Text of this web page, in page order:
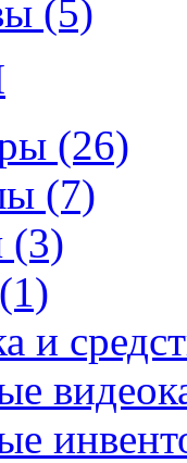
(5)
(26)
(7)
(3)
(1)
и